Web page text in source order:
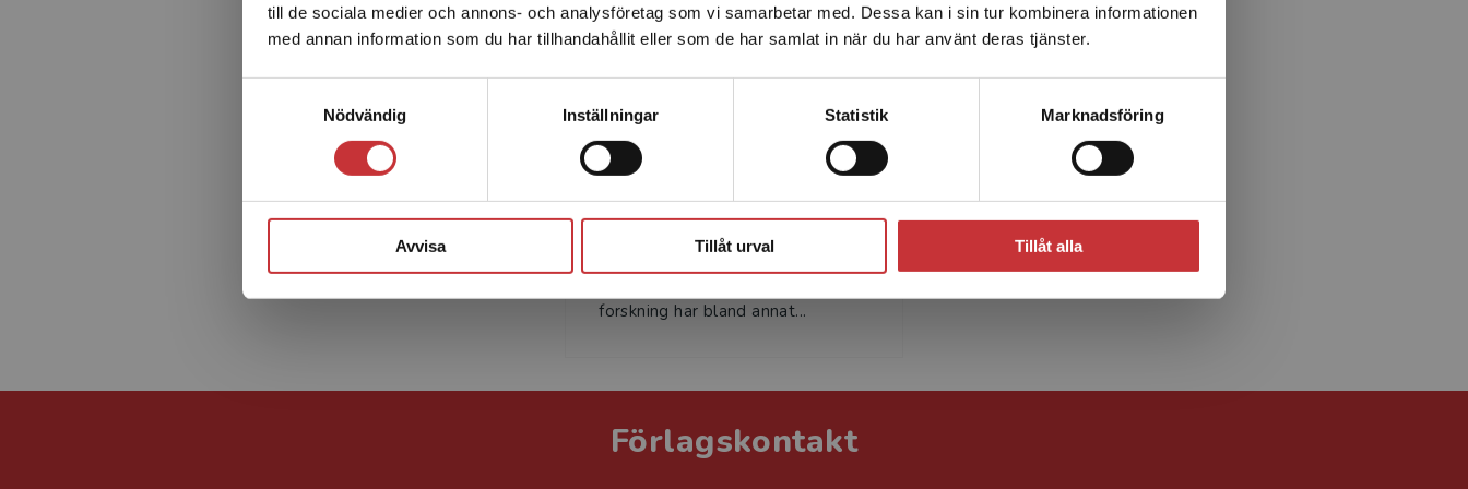
till de sociala medier och annons- och analysföretag som vi samarbetar med. Dessa kan i sin tur kombinera informationen
med annan information som du har tillhandahållit eller som de har samlat in när du har använt deras tjänster.
Nödvändig
Inställningar Statistik Marknadsföring
Avvisa Tillåt urval Tillåt alla
Sverige. För att kunna slutföra ett köp måste
leveransadressen vara i Sverige.Läs mer
Anna Flyman Mattsson
Anna Flyman Mattsson är fil.dr. i
allmän språkvetenskap och
docent i svenska som andraspråk
forskning har bland annat...
Förlagskontakt